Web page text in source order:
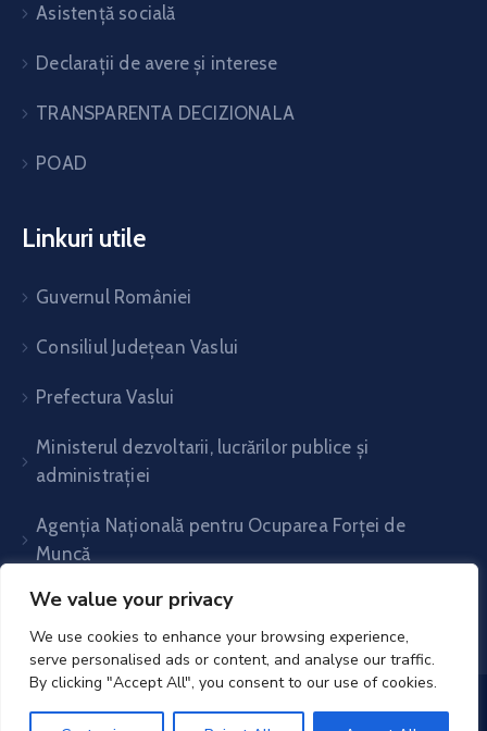
We value your privacy
We use cookies to enhance your browsing experience,
serve personalised ads or content, and analyse our traffic.
By clicking "Accept All", you consent to our use of cookies.
Asistență socială
Declarații de avere și interese
TRANSPARENTA DECIZIONALA
POAD
Linkuri utile
Guvernul României
Consiliul Județean Vaslui
Prefectura Vaslui
Ministerul dezvoltarii, lucrărilor publice și
administrației
Agenția Națională pentru Ocuparea Forței de
Muncă
UAT Voinești- Vaslui© 2025. All Rights Reserved